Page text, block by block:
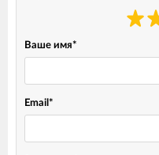
Ваше имя*
Email *